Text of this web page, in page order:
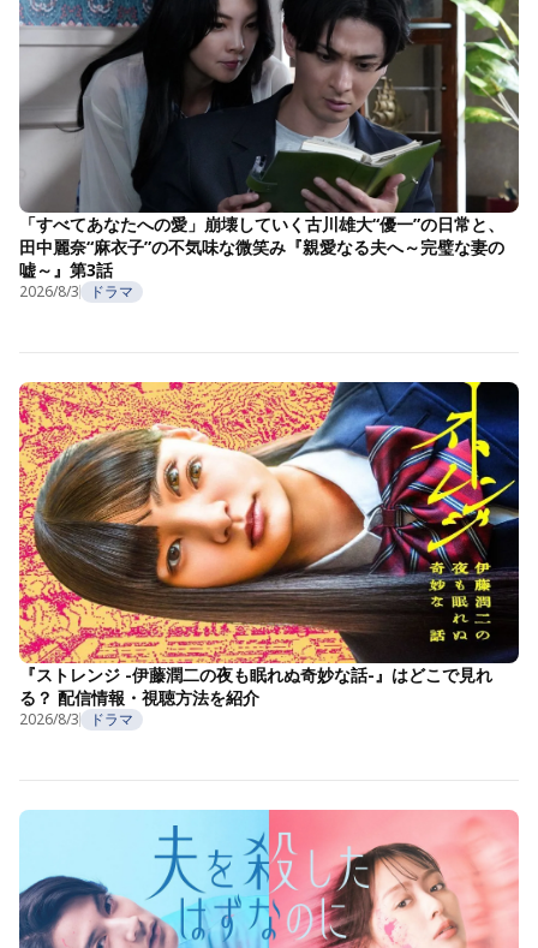
「すべてあなたへの愛」崩壊していく古川雄大“優一”の日常と、
田中麗奈“麻衣子”の不気味な微笑み『親愛なる夫へ～完璧な妻の
嘘～』第3話
2026/8/3 ドラマ
『ストレンジ -伊藤潤二の夜も眠れぬ奇妙な話-』はどこで見れ
る？ 配信情報・視聴方法を紹介
2026/8/3 ドラマ